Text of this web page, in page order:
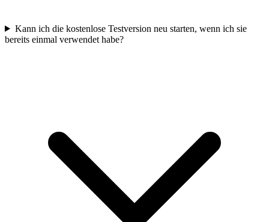
Kann ich die kostenlose Testversion neu starten, wenn ich sie
bereits einmal verwendet habe?